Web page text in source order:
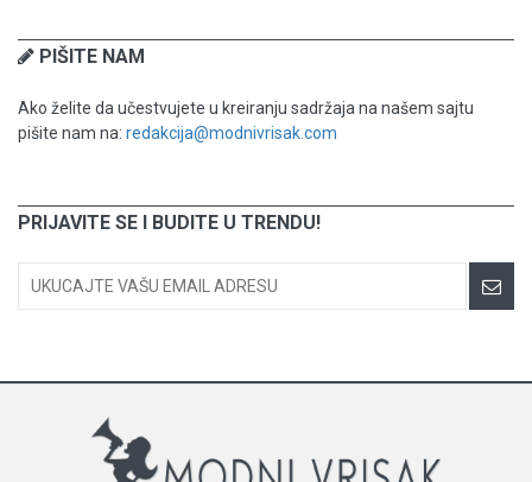
PIŠITE NAM
Ako želite da učestvujete u kreiranju sadržaja na našem sajtu
pišite nam na: redakcija@modnivrisak.com
PRIJAVITE SE I BUDITE U TRENDU!